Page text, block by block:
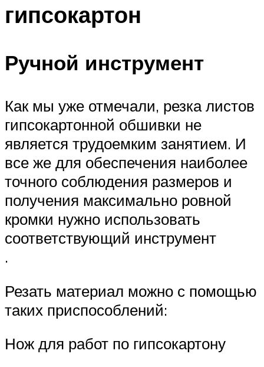
гипсокартон
Ручной инструмент
Как мы уже отмечали, резка листов
гипсокартонной обшивки не
является трудоемким занятием. И
все же для обеспечения наиболее
точного соблюдения размеров и
получения максимально ровной
кромки нужно использовать
соответствующий инструмент
.
Резать материал можно с помощью
таких приспособлений:
Нож для работ по гипсокартону